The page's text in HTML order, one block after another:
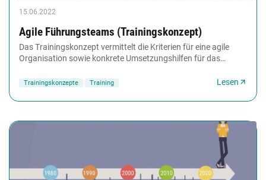
15.06.2022
Agile Führungsteams (Trainingskonzept)
Das Trainingskonzept vermittelt die Kriterien für eine agile
Organisation sowie konkrete Umsetzungshilfen für das
Trainingskonzepte Training Lesen